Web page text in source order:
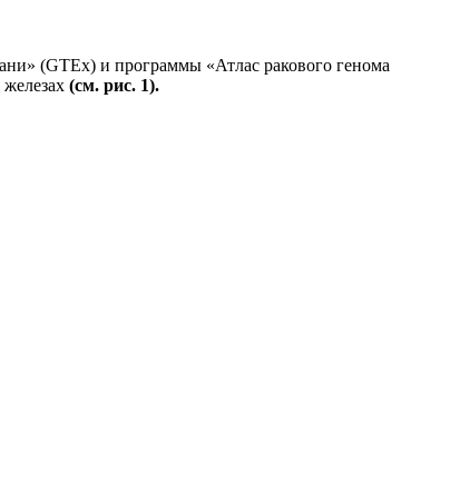
(GTEx) и программы «Атлас ракового генома
(см. рис. 1).